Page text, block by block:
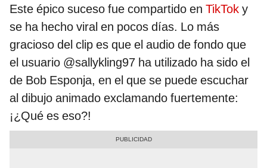
Este épico suceso fue compartido en TikTok y
se ha hecho viral en pocos días. Lo más
gracioso del clip es que el audio de fondo que
el usuario @sallykling97 ha utilizado ha sido el
de Bob Esponja, en el que se puede escuchar
al dibujo animado exclamando fuertemente:
¡¿Qué es eso?!